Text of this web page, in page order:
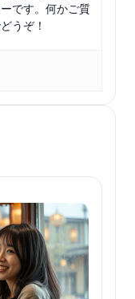
です。何かご質
うぞ！